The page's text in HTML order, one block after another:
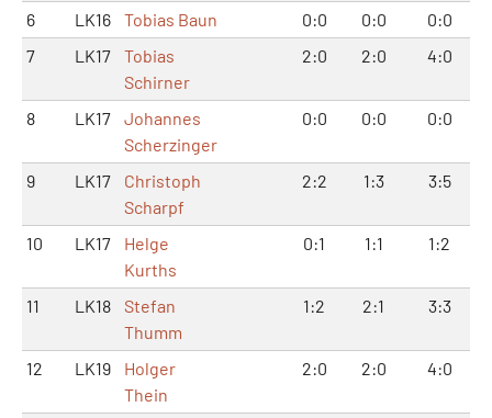
6 LK16 Tobias Baun 0:0 0:0
0:0
7
LK17
Tobias
Schirner
2:0 2:0 4:0
8 LK17
Johannes
Scherzinger
0:0 0:0 0:0
9 LK17
Christoph
Scharpf
2:2 1:3 3:5
10 LK17
Helge
Kurths
0:1 1:1 1:2
11 LK18
Stefan
Thumm
1:2 2:1 3:3
12 LK19
Holger
Thein
2:0 2:0 4:0